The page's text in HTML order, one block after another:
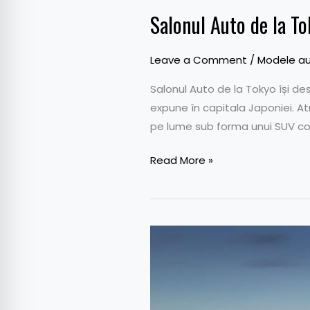
Salonul Auto de la
Leave a Comment / Modele
Salonul Auto de la Tokyo își
expune în capitala Japoniei.
pe lume sub forma unui SUV
Read More »